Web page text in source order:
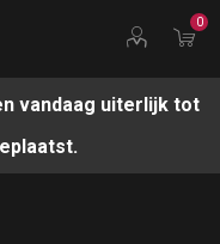
0
vandaag uiterlijk tot